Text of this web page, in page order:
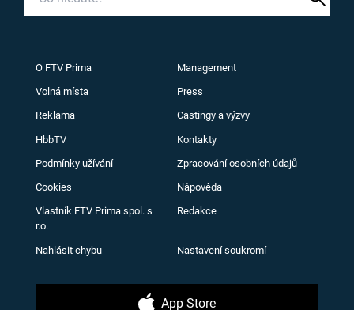
O FTV Prima Management
Volná místa Press
Reklama Castingy a výzvy
HbbTV Kontakty
Podmínky užívání Zpracování osobních údajů
Cookies Nápověda
Vlastník FTV Prima spol. s
r.o.
Redakce
Nahlásit chybu Nastavení soukromí
App Store